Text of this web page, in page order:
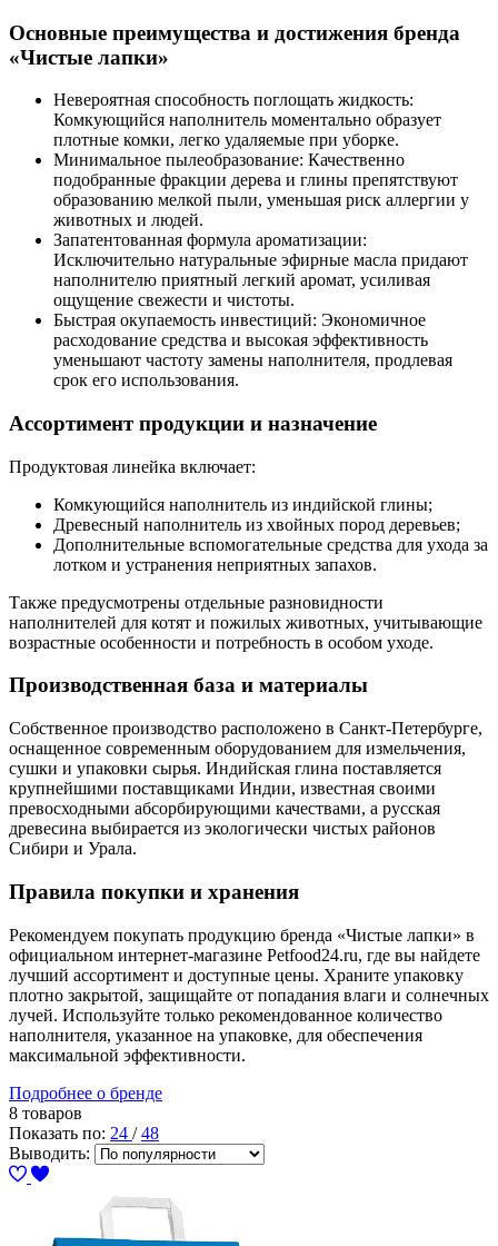
Основные преимущества и достижения бренда
«Чистые лапки»
Невероятная способность поглощать жидкость:
Комкующийся наполнитель моментально образует
плотные комки, легко удаляемые при уборке.
Минимальное пылеобразование: Качественно
подобранные фракции дерева и глины препятствуют
образованию мелкой пыли, уменьшая риск аллергии у
животных и людей.
Запатентованная формула ароматизации:
Исключительно натуральные эфирные масла придают
наполнителю приятный легкий аромат, усиливая
ощущение свежести и чистоты.
Быстрая окупаемость инвестиций: Экономичное
расходование средства и высокая эффективность
уменьшают частоту замены наполнителя, продлевая
срок его использования.
Ассортимент продукции и назначение
Продуктовая линейка включает:
Комкующийся наполнитель из индийской глины;
Древесный наполнитель из хвойных пород деревьев;
Дополнительные вспомогательные средства для ухода за
лотком и устранения неприятных запахов.
Также предусмотрены отдельные разновидности
наполнителей для котят и пожилых животных, учитывающие
возрастные особенности и потребность в особом уходе.
Производственная база и материалы
Собственное производство расположено в Санкт-Петербурге,
оснащенное современным оборудованием для измельчения,
сушки и упаковки сырья. Индийская глина поставляется
крупнейшими поставщиками Индии, известная своими
превосходными абсорбирующими качествами, а русская
древесина выбирается из экологически чистых районов
Сибири и Урала.
Правила покупки и хранения
Рекомендуем покупать продукцию бренда «Чистые лапки» в
официальном интернет-магазине Petfood24.ru, где вы найдете
лучший ассортимент и доступные цены. Храните упаковку
плотно закрытой, защищайте от попадания влаги и солнечных
лучей. Используйте только рекомендованное количество
наполнителя, указанное на упаковке, для обеспечения
максимальной эффективности.
Подробнее о бренде
8 товаров
Показать по: 24 /48
Выводить: